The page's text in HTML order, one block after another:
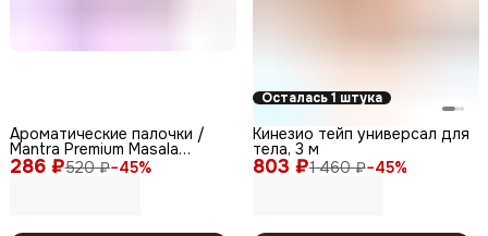
286 ₽520 ₽−45%
Ароматические палочки /
Mantra Premium Masala
Special Collection, 10 шт.
Осталась 1 штука
803 ₽1 460 ₽−45%
Кинезио тейп универсал для
тела, 3 м